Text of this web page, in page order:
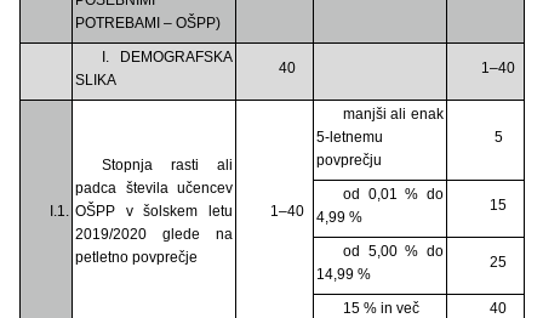
POTREBAMI – OŠPP)
I. DEMOGRAFSKA
SLIKA
40 1–40
I.1.
Stopnja rasti ali
padca števila učencev
OŠPP v šolskem letu
2019/2020 glede na
petletno povprečje
1–40
manjši ali enak
5-letnemu
povprečju
5
od 0,01 % do
4,99 %
15
od 5,00 % do
14,99 %
25
15 % in več 40